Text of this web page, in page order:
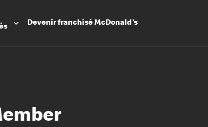
DevenirfranchiséMcDonald's